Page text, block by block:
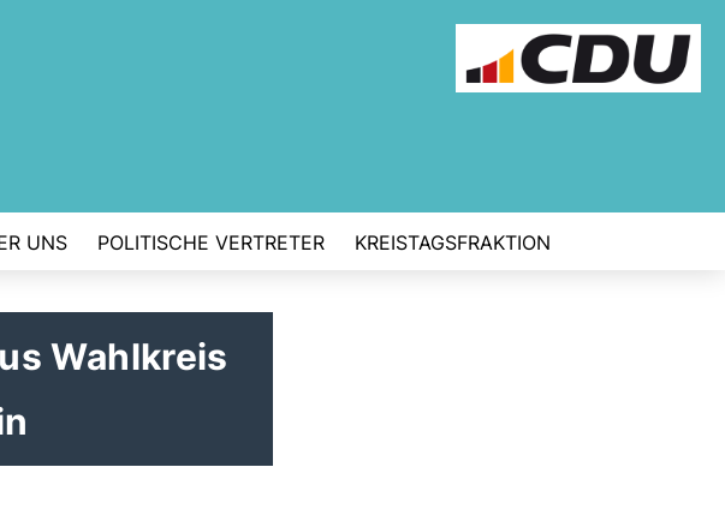
UNS POLITISCHE VERTRETER KREISTAGSFRAKTION
Wahlkreis